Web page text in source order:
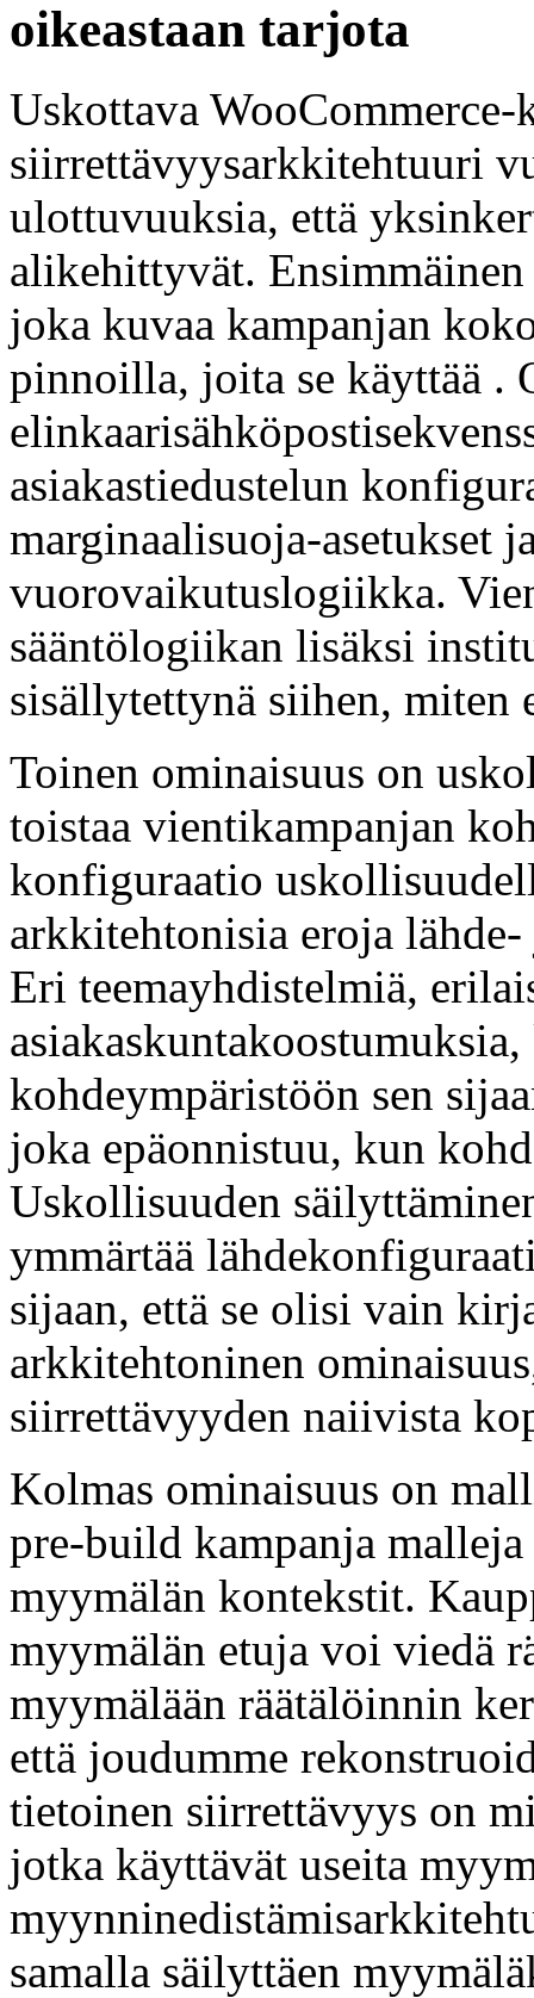
oikeastaan tarjota
Uskottava WooCommerce-
siirrettävyysarkkitehtuuri
ulottuvuuksia, että
alikehittyvät.
joka kuvaa kampanjan
pinnoilla, joita se käyttää .
asiakastiedustelun
marginaalisuoja-asetukset
vuorovaikutuslogiikka.
sääntölogiikan lisäksi
sisällytettynä siihen,
Toinen ominaisuus on
toistaa vientikampanjan
konfiguraatio
arkkitehtonisia eroja
Eri teemayhdistelmiä,
kohdeympäristöön sen
joka epäonnistuu, kun
Uskollisuuden
ymmärtää
sijaan, että se olisi vain
arkkitehtoninen
siirrettävyyden naiivista
Kolmas ominaisuus on
pre-build kampanja
myymälän kontekstit.
myymälän etuja voi viedä
myymälään räätälöinnin
että joudumme
tietoinen siirrettävyys on
jotka käyttävät useita
samalla säilyttäen